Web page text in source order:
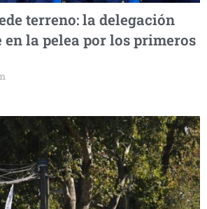
terreno: la delegación
la pelea por los primeros